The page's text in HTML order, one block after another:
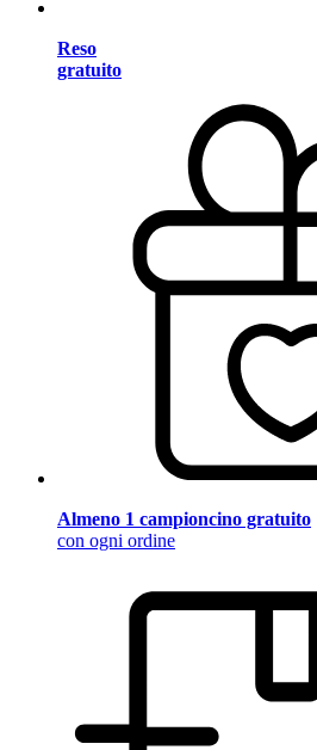
Reso
gratuito
Almeno 1 campioncino gratuito
con ogni ordine